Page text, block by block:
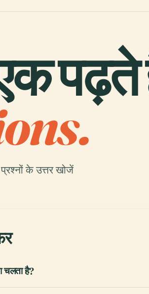
पढ़ते
के उत्तर खोजें
है?